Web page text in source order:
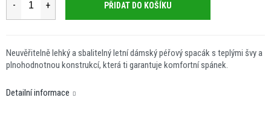
PŘIDAT DO KOŠÍKU
Neuvěřitelně lehký a sbalitelný letní dámský péřový spacák s teplými švy a
plnohodnotnou konstrukcí, která ti garantuje komfortní spánek.
Detailní informace